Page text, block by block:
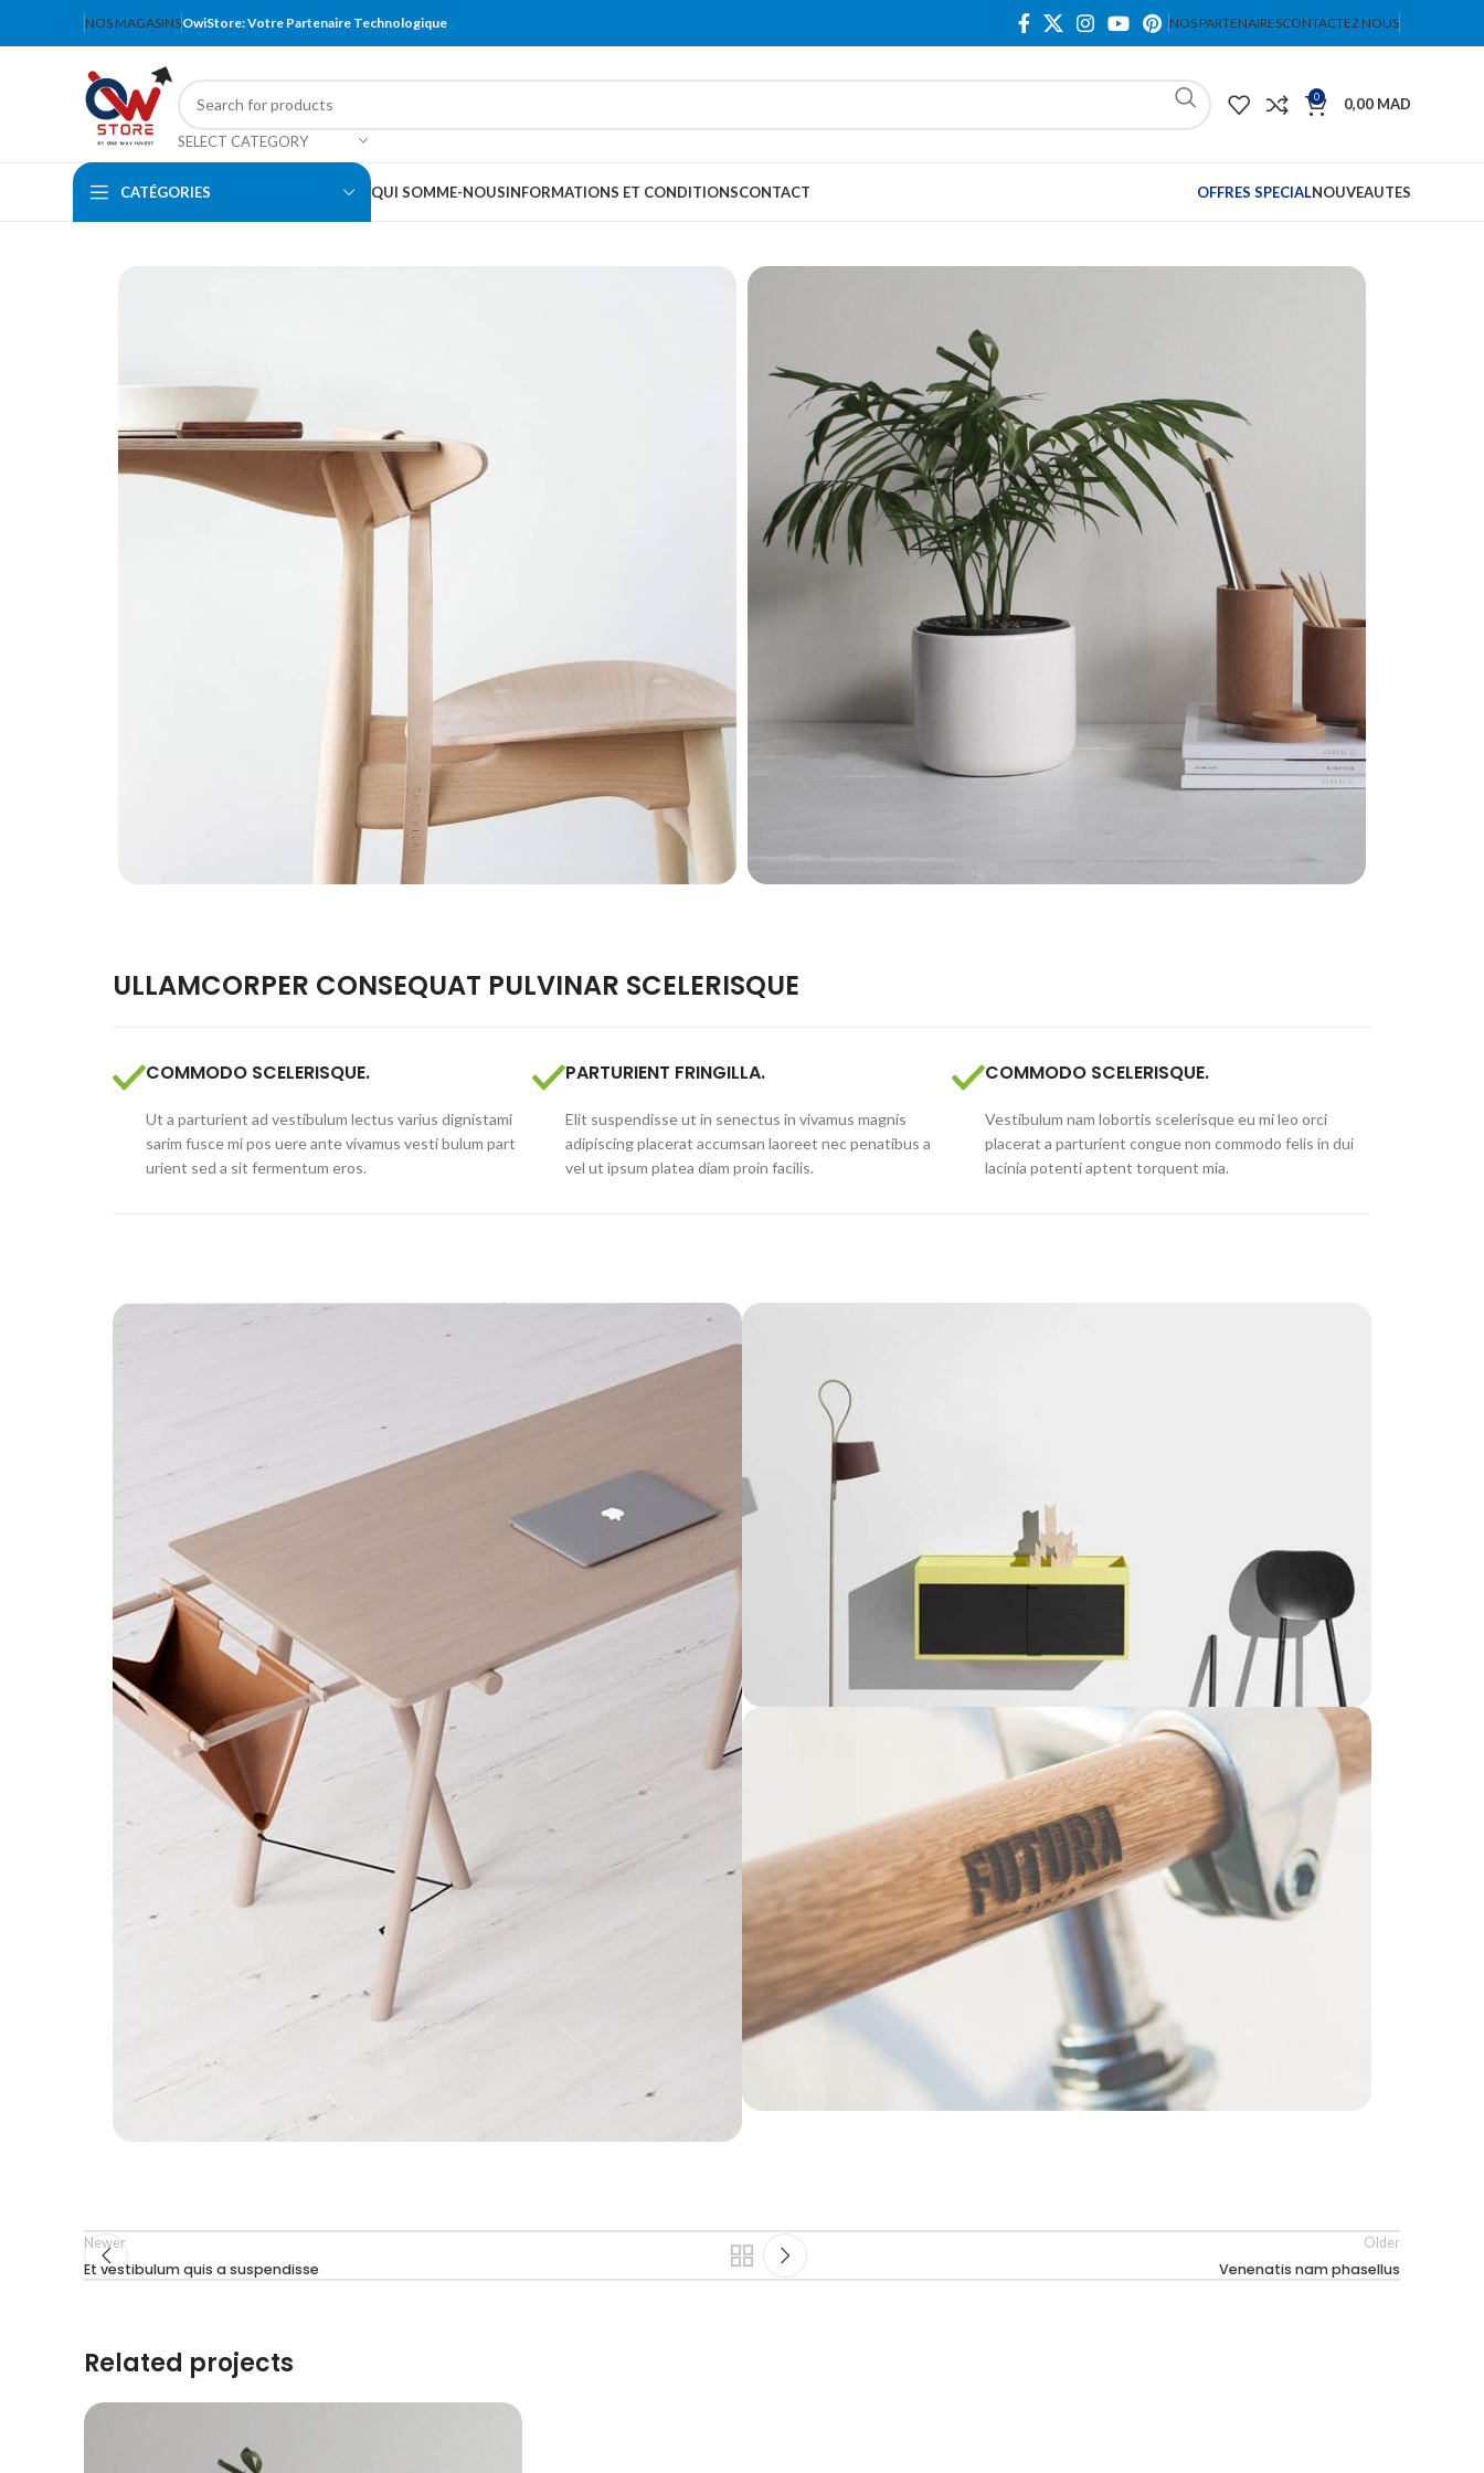
NOS MAGASINSOwiStore: Votre Partenaire Technologique NOS PARTENAIRESCONTACTEZ NOUS
SELECT CATEGORY
0 0,00 MAD
CATÉGORIES QUI SOMME-NOUSINFORMATIONS ET CONDITIONSCONTACT OFFRES SPECIALNOUVEAUTES
ULLAMCORPER CONSEQUAT PULVINAR SCELERISQUE
COMMODO SCELERISQUE.
Ut a parturient ad vestibulum lectus varius dignistami
sarim fusce mi pos uere ante vivamus vesti bulum part
urient sed a sit fermentum eros.
PARTURIENT FRINGILLA.
Elit suspendisse ut in senectus in vivamus magnis
adipiscing placerat accumsan laoreet nec penatibus a
vel ut ipsum platea diam proin facilis.
COMMODO SCELERISQUE.
Vestibulum nam lobortis scelerisque eu mi leo orci
placerat a parturient congue non commodo felis in dui
lacinia potenti aptent torquent mia.
Newer
Et vestibulum quis a suspendisse
Older
Venenatis nam phasellus
Related projects